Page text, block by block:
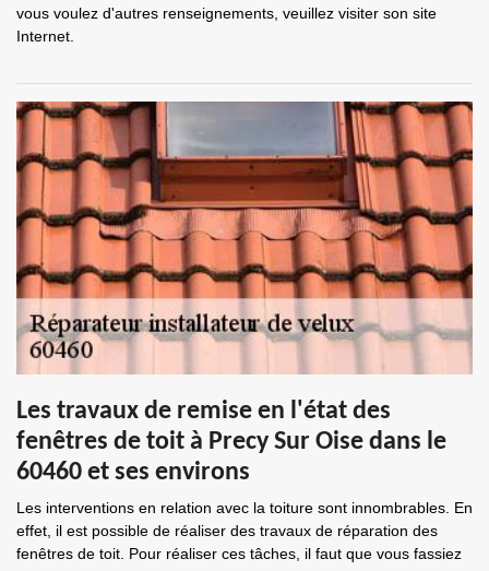
vous voulez d'autres renseignements, veuillez visiter son site
Internet.
Les travaux de remise en l'état des
fenêtres de toit à Precy Sur Oise dans le
60460 et ses environs
Les interventions en relation avec la toiture sont innombrables. En
effet, il est possible de réaliser des travaux de réparation des
fenêtres de toit. Pour réaliser ces tâches, il faut que vous fassiez